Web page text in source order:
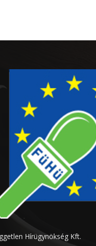
Hírügynökség Kft.